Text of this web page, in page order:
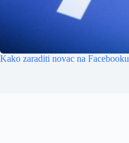
Kako zaraditi novac na Facebooku